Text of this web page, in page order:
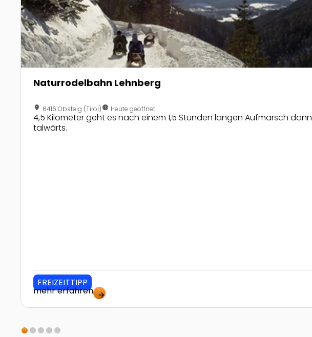
Naturrodelbahn Lehnberg
location_on 6416 Obsteig (Tirol)nest_clock_farsight_analog Heute geöffnet
4,5 Kilometer geht es nach einem 1,5 Stunden langen Aufmarsch dann
talwärts.
FREIZEITTIPP
mehr erfahren arrow_forward